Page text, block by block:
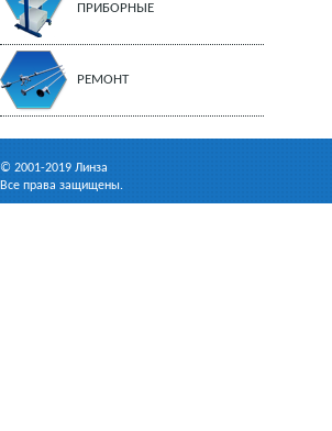
ПРИБОРНЫЕ
РЕМОНТ
© 2001-2019 Линза
Все права защищены.